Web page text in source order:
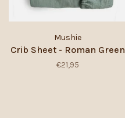
Mushie
Crib Sheet - Roman Green
€21,95